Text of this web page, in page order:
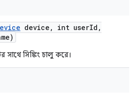
device , int userId ,
সাথে সিঙ্কিং চালু করে।